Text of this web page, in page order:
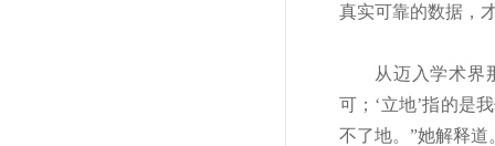
真实可靠的数据，
从迈入学术界
可；‘立地’指的是
不了地。”她解释道